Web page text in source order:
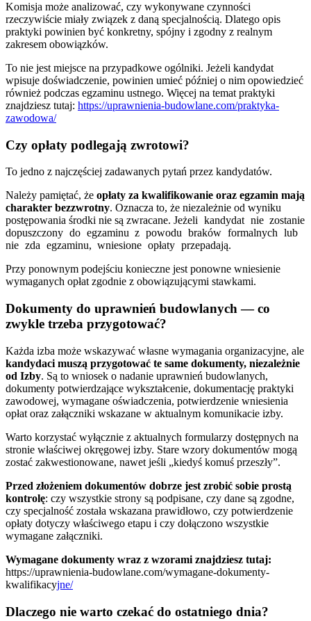
Komisja może analizować, czy wykonywane czynności
rzeczywiście miały związek z daną specjalnością. Dlatego opis
praktyki powinien być konkretny, spójny i zgodny z realnym
zakresem obowiązków.
To nie jest miejsce na przypadkowe ogólniki. Jeżeli kandydat
wpisuje doświadczenie, powinien umieć później o nim opowiedzieć
również podczas egzaminu ustnego. Więcej na temat praktyki
znajdziesz tutaj: https://uprawnienia-budowlane.com/praktyka-
zawodowa/
Czy opłaty podlegają zwrotowi?
To jedno z najczęściej zadawanych pytań przez kandydatów.
Należy pamiętać, że opłaty za kwalifikowanie oraz egzamin mają
charakter bezzwrotny. Oznacza to, że niezależnie od wyniku
postępowania środki nie są zwracane. Jeżeli kandydat nie zostanie
dopuszczony do egzaminu z powodu braków formalnych lub
nie zda egzaminu, wniesione opłaty przepadają.
Przy ponownym podejściu konieczne jest ponowne wniesienie
wymaganych opłat zgodnie z obowiązującymi stawkami.
Dokumenty do uprawnień budowlanych — co
zwykle trzeba przygotować?
Każda izba może wskazywać własne wymagania organizacyjne, ale
kandydaci muszą przygotować te same dokumenty, niezależnie
od Izby. Są to wniosek o nadanie uprawnień budowlanych,
dokumenty potwierdzające wykształcenie, dokumentację praktyki
zawodowej, wymagane oświadczenia, potwierdzenie wniesienia
opłat oraz załączniki wskazane w aktualnym komunikacie izby.
Warto korzystać wyłącznie z aktualnych formularzy dostępnych na
stronie właściwej okręgowej izby. Stare wzory dokumentów mogą
zostać zakwestionowane, nawet jeśli „kiedyś komuś przeszły”.
Przed złożeniem dokumentów dobrze jest zrobić sobie prostą
kontrolę: czy wszystkie strony są podpisane, czy dane są zgodne,
czy specjalność została wskazana prawidłowo, czy potwierdzenie
opłaty dotyczy właściwego etapu i czy dołączono wszystkie
wymagane załączniki.
Wymagane dokumenty wraz z wzorami znajdziesz tutaj:
https://uprawnienia-budowlane.com/wymagane-dokumenty-
kwalifikacyjne/
Dlaczego nie warto czekać do ostatniego dnia?